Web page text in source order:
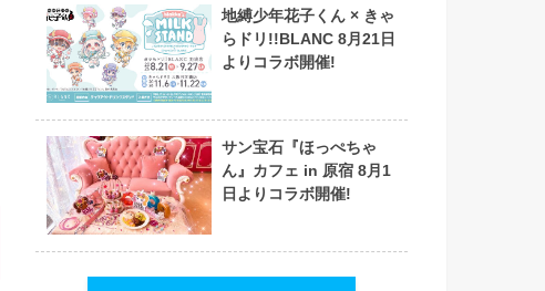
地縛少年花子くん × きゃ
らドリ!!BLANC 8月21日
よりコラボ開催!
サン宝石『ほっぺちゃ
ん』カフェ in 原宿 8月1
日よりコラボ開催!